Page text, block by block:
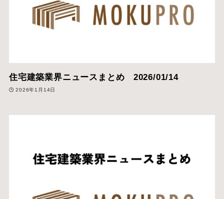
住宅建築業界ニュースまとめ 2026/01/14
2026年1月14日